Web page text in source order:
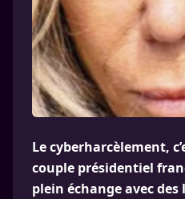
Le cyberharcèlement,
couple présidentiel
plein échange avec